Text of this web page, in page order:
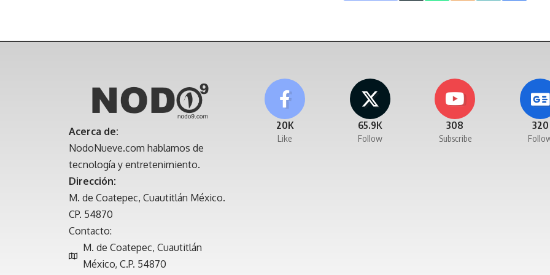
Acerca de:
NodoNueve.com hablamos de
tecnología y entretenimiento.
Dirección:
M. de Coatepec, Cuautitlán México.
CP. 54870
Contacto:
M. de Coatepec, Cuautitlán
México, C.P. 54870
20K
Like
65.9K
Follow
308
Subscribe
320